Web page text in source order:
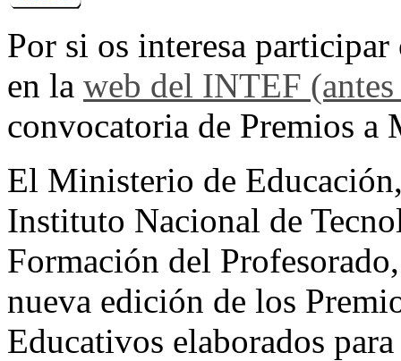
Por si os interesa
en la web del INTEF
convocatoria de Premios a
El Ministerio de
Instituto Nacional de
Formación del
nueva edición de los
Educativos elaborados